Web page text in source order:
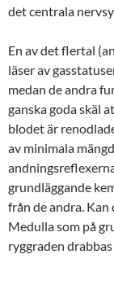
det centrala
En av det flertal
läser av
medan de andra
ganska goda skäl
blodet är
av minimala
grundläggande
från de andra.
Medulla som på
ryggraden